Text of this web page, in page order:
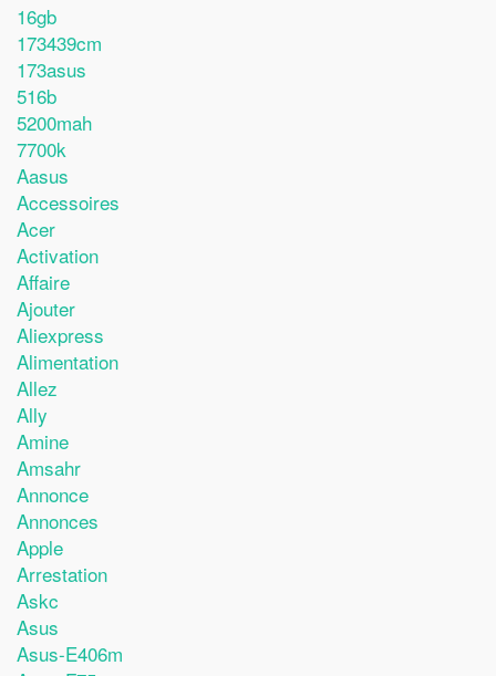
16gb
173439cm
173asus
516b
5200mah
7700k
Aasus
Accessoires
Acer
Activation
Affaire
Ajouter
Aliexpress
Alimentation
Allez
Ally
Amine
Amsahr
Annonce
Annonces
Apple
Arrestation
Askc
Asus
Asus-E406m